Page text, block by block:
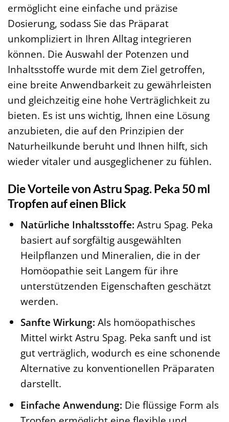
ermöglicht eine einfache und präzise
Dosierung, sodass Sie das Präparat
unkompliziert in Ihren Alltag integrieren
können. Die Auswahl der Potenzen und
Inhaltsstoffe wurde mit dem Ziel getroffen,
eine breite Anwendbarkeit zu gewährleisten
und gleichzeitig eine hohe Verträglichkeit zu
bieten. Es ist uns wichtig, Ihnen eine Lösung
anzubieten, die auf den Prinzipien der
Naturheilkunde beruht und Ihnen hilft, sich
wieder vitaler und ausgeglichener zu fühlen.
Die Vorteile von Astru Spag. Peka 50 ml
Tropfen auf einen Blick
Natürliche Inhaltsstoffe: Astru Spag. Peka
basiert auf sorgfältig ausgewählten
Heilpflanzen und Mineralien, die in der
Homöopathie seit Langem für ihre
unterstützenden Eigenschaften geschätzt
werden.
Sanfte Wirkung: Als homöopathisches
Mittel wirkt Astru Spag. Peka sanft und ist
gut verträglich, wodurch es eine schonende
Alternative zu konventionellen Präparaten
darstellt.
Einfache Anwendung: Die flüssige Form als